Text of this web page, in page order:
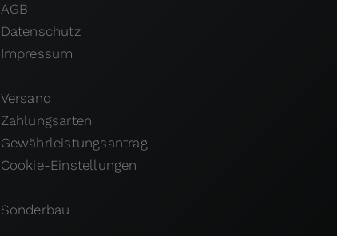
AGB
Datenschutz
Impressum
Versand
Zahlungsarten
Gewährleistungsantrag
Cookie-Einstellungen
Sonderbau